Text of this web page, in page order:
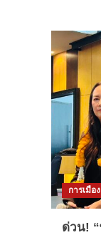
การเมือง
ด่วน!